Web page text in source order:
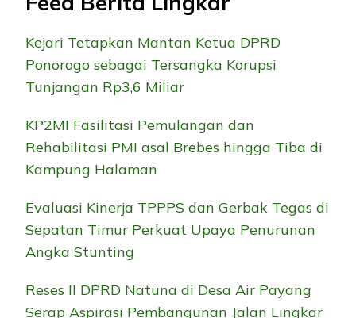
Kejari Tetapkan Mantan Ketua DPRD
Ponorogo sebagai Tersangka Korupsi
Tunjangan Rp3,6 Miliar
KP2MI Fasilitasi Pemulangan dan
Rehabilitasi PMI asal Brebes hingga Tiba di
Kampung Halaman
Evaluasi Kinerja TPPPS dan Gerbak Tegas di
Sepatan Timur Perkuat Upaya Penurunan
Angka Stunting
Reses II DPRD Natuna di Desa Air Payang
Serap Aspirasi Pembangunan Jalan Lingkar